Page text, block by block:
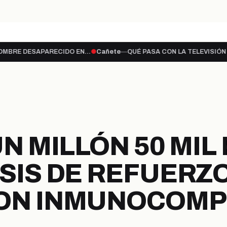
EN…●Cañete —QUÉ PASA CON LA TELEVISIÓN ABIERTA? ●
MILLÓN 50 MIL
DE